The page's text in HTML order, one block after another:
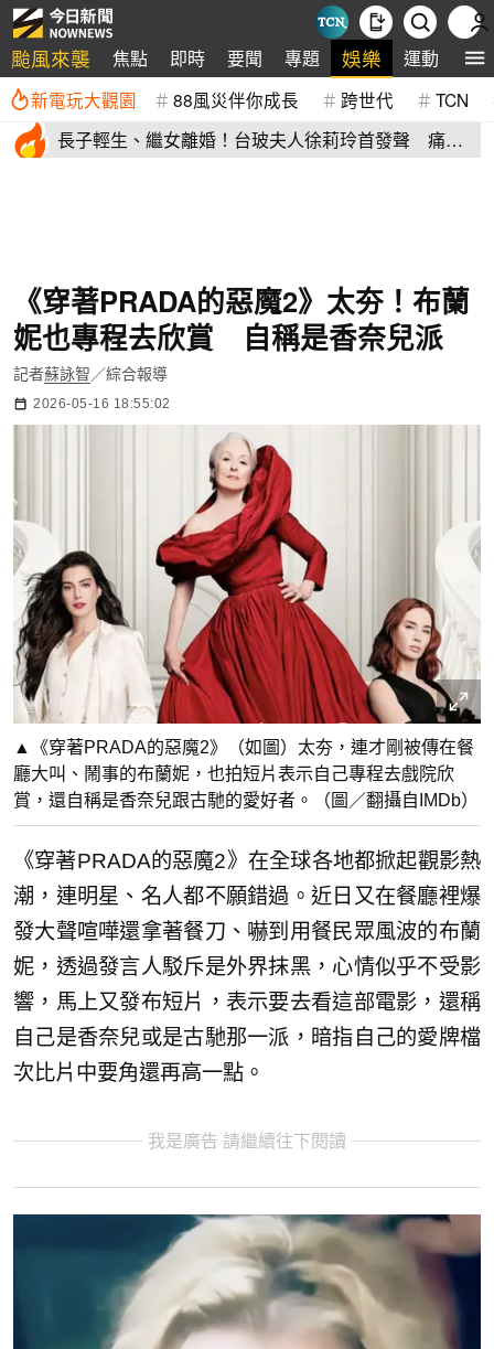
颱風來襲 焦點 即時 要聞 專題 娛樂 運動 全
新電玩大觀園 88風災伴你成長 跨世代 TCN
長子輕生、繼女離婚！台玻夫人徐莉玲首發聲 痛揭
《穿著PRADA的惡魔2》太夯！布蘭
妮也專程去欣賞 自稱是香奈兒派
記者蘇詠智 ／綜合報導
2026-05-16 18:55:02
▲《穿著PRADA的惡魔2》（如圖）太夯，連才剛被傳在餐
廳大叫、鬧事的布蘭妮，也拍短片表示自己專程去戲院欣
賞，還自稱是香奈兒跟古馳的愛好者。（圖／翻攝自IMDb）
《穿著PRADA的惡魔2》在全球各地都掀起觀影熱
潮，連明星、名人都不願錯過。近日又在餐廳裡爆
發大聲喧嘩還拿著餐刀、嚇到用餐民眾風波的布蘭
妮，透過發言人駁斥是外界抹黑，心情似乎不受影
響，馬上又發布短片，表示要去看這部電影，還稱
自己是香奈兒或是古馳那一派，暗指自己的愛牌檔
次比片中要角還再高一點。
我是廣告 請繼續往下閱讀